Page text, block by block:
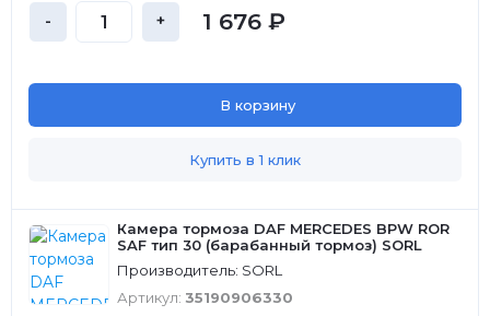
- + 1 676 ₽
В корзину
Купить в 1 клик
Камера тормоза DAF MERCEDES BPW ROR
SAF тип 30 (барабанный тормоз) SORL
Производитель: SORL
Артикул: 35190906330